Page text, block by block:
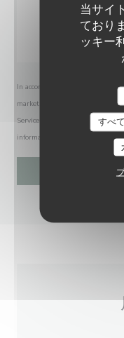
当サイ
ており
ッキー
すべ
In accordance with data
marketing communications. UK
Service at
tpsonline.org.uk. US
information about how we